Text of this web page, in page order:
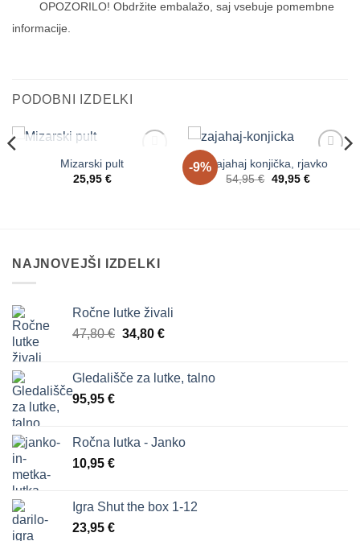
OPOZORILO! Obdržite embalažo, saj vsebuje pomembne
informacije.
PODOBNI IZDELKI
NI NA ZALOGI
Mizarski pult
25,95 €
-9%
Dodaj
Zajahaj konjička, rjavko
54,95€ Izvirna
cena
49,95 €Trenutna
NAJNOVEJŠI IZDELKI
Ročne lutke živali
47,80€ Izvirna
bila:
34,80 €Trenutna
34,80 €.
Gledališče za lutke, talno
95,95 €
Ročna lutka - Janko
10,95 €
Igra Shut the box 1-12
23,95 €